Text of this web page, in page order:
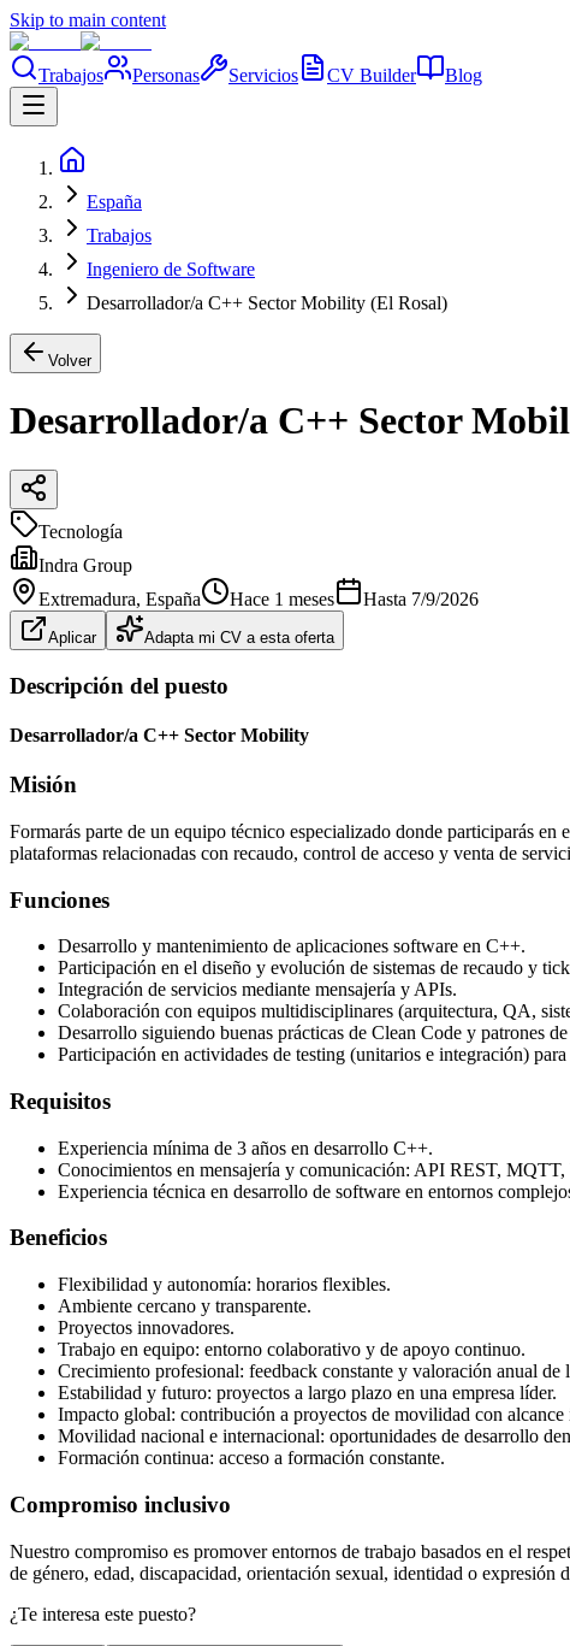
Skip to main content
Trabajos Personas Servicios CV Builder Blog
España
Trabajos
Ingeniero de Software
Desarrollador/a C++ Sector Mobility (El Rosal)
Volver
Desarrollador/a C++ Sector
Tecnología
Indra Group
Extremadura, España Hace 1 meses Hasta 7/9/2026
Aplicar Adapta mi CV a esta oferta
Descripción del puesto
Desarrollador/a C++ Sector Mobility
Misión
Formarás parte de un equipo técnico especializado donde participarás
plataformas relacionadas con recaudo, control de acceso y venta de
Funciones
Desarrollo y mantenimiento de aplicaciones software en C++.
Participación en el diseño y evolución de sistemas de recaudo y
Integración de servicios mediante mensajería y APIs.
Colaboración con equipos multidisciplinares (arquitectura, QA,
Desarrollo siguiendo buenas prácticas de Clean Code y patrones
Participación en actividades de testing (unitarios e integración)
Requisitos
Experiencia mínima de 3 años en desarrollo C++.
Conocimientos en mensajería y comunicación: API REST, MQTT,
Experiencia técnica en desarrollo de software en entornos
Beneficios
Flexibilidad y autonomía: horarios flexibles.
Ambiente cercano y transparente.
Proyectos innovadores.
Trabajo en equipo: entorno colaborativo y de apoyo continuo.
Crecimiento profesional: feedback constante y valoración anual de
Estabilidad y futuro: proyectos a largo plazo en una empresa líder.
Impacto global: contribución a proyectos de movilidad con alcance
Movilidad nacional e internacional: oportunidades de desarrollo
Formación continua: acceso a formación constante.
Compromiso inclusivo
Nuestro compromiso es promover entornos de trabajo basados en el
de género, edad, discapacidad, orientación sexual, identidad o
¿Te interesa este puesto?